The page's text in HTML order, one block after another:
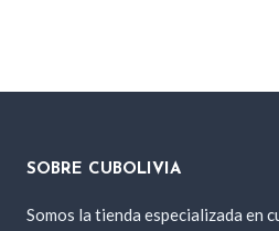
SOBRE CUBOLIVIA
Somos la tienda especializada en